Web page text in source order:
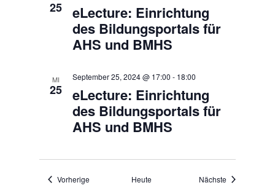
25
eLecture: Einrichtung
des Bildungsportals für
AHS und BMHS
MI
25
September 25, 2024 @ 17:00 - 18:00
eLecture: Einrichtung
des Bildungsportals für
AHS und BMHS
Vorherige Veranstaltungen
Heute Nächste